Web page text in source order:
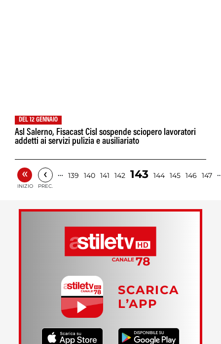
DEL 12 GENNAIO
Asl Salerno, Fisacast Cisl sospende sciopero lavoratori
addetti ai servizi pulizia e ausiliariato
«
INIZIO
‹
PREC.
… 139 140 141 142 143 144 145 146 147
SCARICA
L’APP